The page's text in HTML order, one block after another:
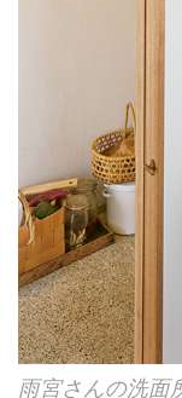
雨宮さんの洗面